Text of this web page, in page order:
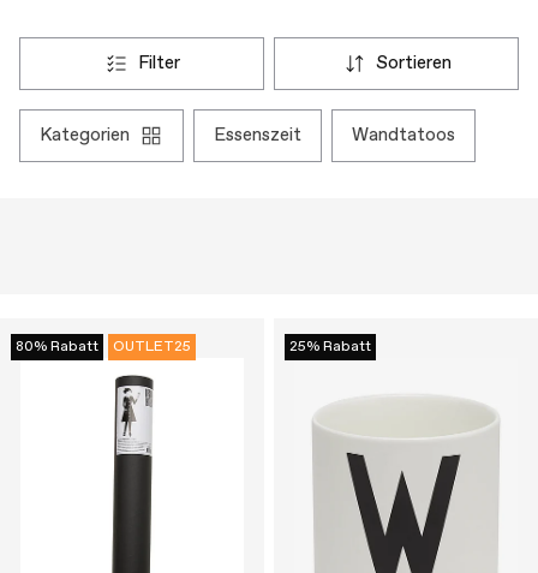
filter sortieren
kategorien essenszeit wandtatoos
80% Rabatt OUTLET25 25% Rabatt